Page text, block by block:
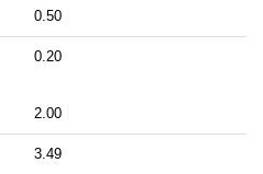
0.50
0.20
2.00
3.49